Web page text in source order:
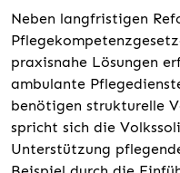
Neben langfristigen
praxisnahe Lösungen
ambulante
benötigen strukturelle
spricht sich die
Unterstützung